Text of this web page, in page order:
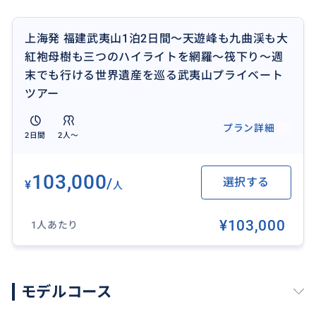
武夷山（ぶいさん）は福建省にある黄崗山（2158m）
を中心とする山系の総称。山水の名勝として有名で、
る場所の一つとされる。1999年以降ユネスコの世界遺
産（複合遺産）に登録。武夷山の豊かな自然が織りな
れている。烏龍茶の産地としてもよく知られている。
上海発 福建武夷山1泊2日間～天遊峰も九曲渓も大
紅袍母樹も三つのハイライトを網羅～筏下り～週
末でも行ける世界遺産を巡る武夷山プライベート
ツアー
2日間 2人〜
プラン詳細
¥103,000/人 選択する
1人あたり ¥103,000
モデルコース